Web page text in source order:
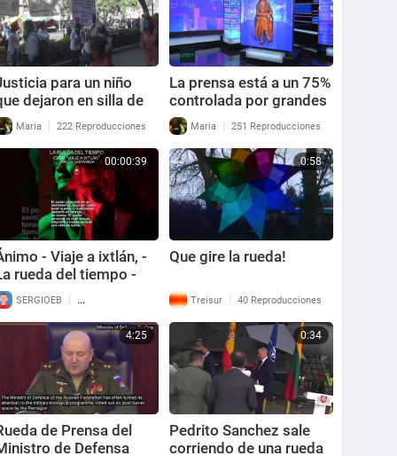
para un niño
dejaron en silla de
por negligencias
Maria | 222 Reproducciones
La prensa está a un 75%
controlada por grandes
corporaciones
Maria | 251 Reproducciones
00:00:39
- Viaje a ixtlán, -
rueda del tiempo -
#shorts
SERGIOEB | 70 Reproducciones
0:58
Que gire la rueda!
Treisur | 40 Reproducciones
4:25
de Prensa del
de Defensa
0:34
Pedrito Sanchez sale
corriendo de una rueda